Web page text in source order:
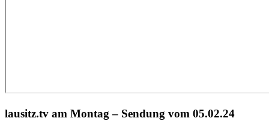
lausitz.tv am Montag – Sendung vom 05.02.24